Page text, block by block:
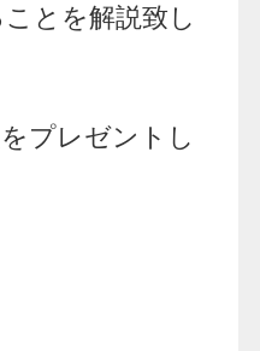
とを解説致し
プレゼントし